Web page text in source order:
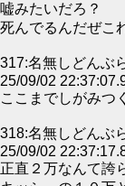
嘘みたいだろ？
死んでるんだぜこ
317:名無しどんぶ
25/09/02
ここまでしがみつ
318:名無しどんぶ
25/09/02
正直２万なんて誇